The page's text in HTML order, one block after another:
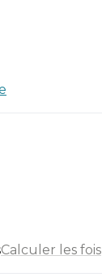
Calculer les fois